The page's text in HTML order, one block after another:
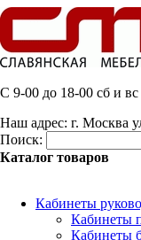
C 9-00 до 18-00 сб и
Наш адрес: г. Москва
Поиск:
Каталог товаров
Кабинеты
Кабинеты
Кабинеты